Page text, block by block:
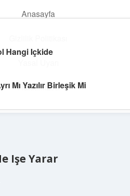
Anasayfa
Hakkımızda
Dünyası
hayatını canlandır!
Işe Yarar
Hangi Içkide
Mı Yazılır Birleşik Mi